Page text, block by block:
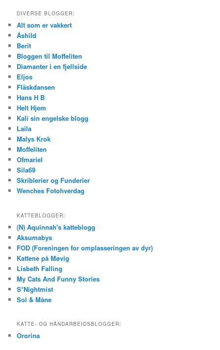
DIVERSE BLOGGER:
Alt som er vakkert
Åshild
Berit
Bloggen til Moffeliten
Diamanter i en fjellside
Eljos
Fläskdansen
Hans H B
Helt Hjem
Kali sin engelske blogg
Laila
Malys Krok
Moffeliten
Ofmariel
Sila69
Skriblerier og Funderier
Wenches Fotohverdag
KATTEBLOGGER:
(N) Aquinnah's katteblogg
Aksumabys
FOD (Foreningen for omplasseringen av dyr)
Kattene på Møvig
Lisbeth Falling
My Cats And Funny Stories
S*Nightmist
Sol & Måne
KATTE- OG HÅNDARBEIDSBLOGGER:
Ororina